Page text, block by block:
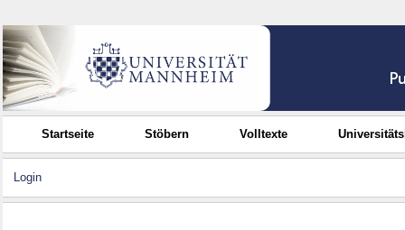
Startseite Stöbern Volltexte
Login